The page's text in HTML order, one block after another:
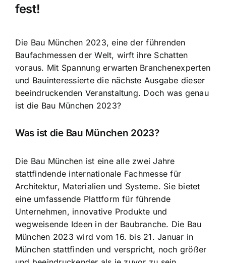
fest!
Die Bau München 2023, eine der führenden
Baufachmessen der Welt, wirft ihre Schatten
voraus. Mit Spannung erwarten Branchenexperten
und Bauinteressierte die nächste Ausgabe dieser
beeindruckenden Veranstaltung. Doch was genau
ist die Bau München 2023?
Was ist die Bau München 2023?
Die Bau München ist eine alle zwei Jahre
stattfindende internationale Fachmesse für
Architektur, Materialien und Systeme. Sie bietet
eine umfassende Plattform für führende
Unternehmen, innovative Produkte und
wegweisende Ideen in der Baubranche. Die Bau
München 2023 wird vom 16. bis 21. Januar in
München stattfinden und verspricht, noch größer